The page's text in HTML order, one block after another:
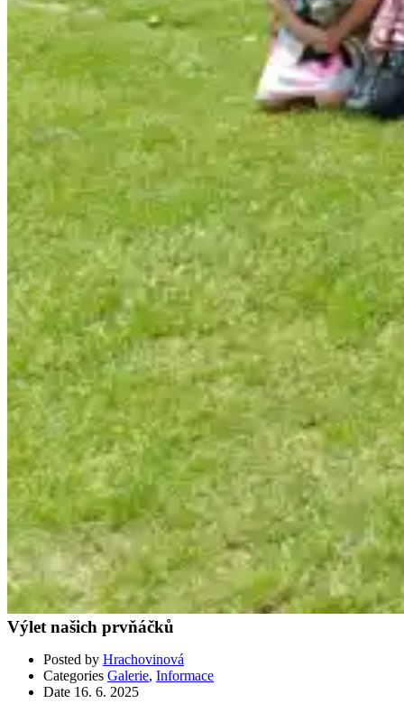
Výlet našich prvňáčků
Posted by Hrachovinová
Categories Galerie, Informace
Date 16. 6. 2025